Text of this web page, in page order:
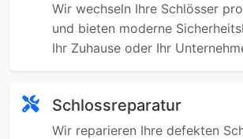
Wir wechseln Ihre Schlösser
und bieten moderne
Ihr Zuhause oder Ihr
Schlossreparatur
Wir reparieren Ihre defekten